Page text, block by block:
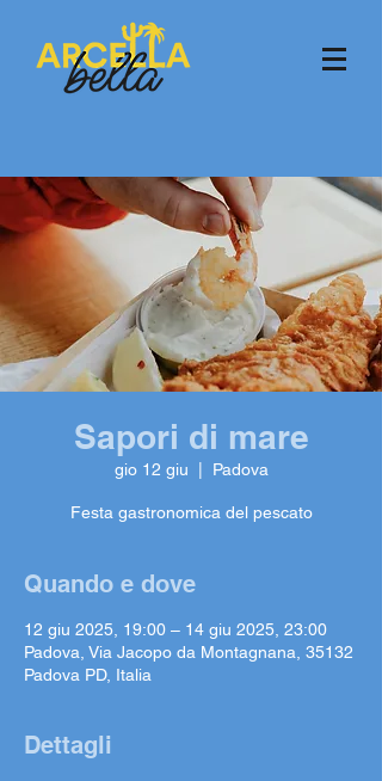
Sapori di mare
gio 12 giu Padova
Festa gastronomica del pescato
Quando e dove
12 giu 2025, 19:00 – 14 giu 2025, 23:00
Padova, Via Jacopo da Montagnana, 35132
Padova PD, Italia
Dettagli